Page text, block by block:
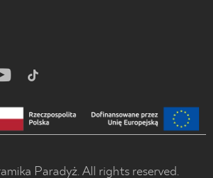
Paradyż. All rights reserved.